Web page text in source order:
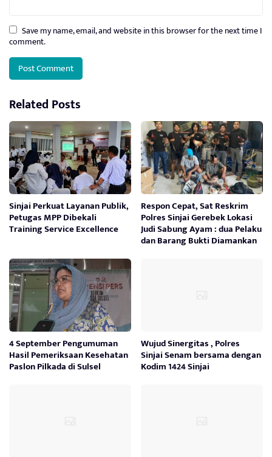
Save my name, email, and website in this browser for the next time I
comment.
Related Posts
Sinjai Perkuat Layanan Publik,
Petugas MPP Dibekali
Training Service Excellence
Respon Cepat, Sat Reskrim
Polres Sinjai Gerebek Lokasi
Judi Sabung Ayam : dua Pelaku
dan Barang Bukti Diamankan
4 September Pengumuman
Hasil Pemeriksaan Kesehatan
Paslon Pilkada di Sulsel
Wujud Sinergitas , Polres
Sinjai Senam bersama dengan
Kodim 1424 Sinjai